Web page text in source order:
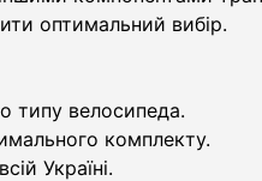
оптимальний вибір.
типу велосипеда.
комплекту.
Україні.